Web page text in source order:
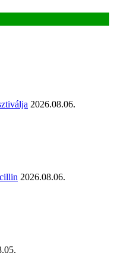
2026.08.06.
2026.08.06.